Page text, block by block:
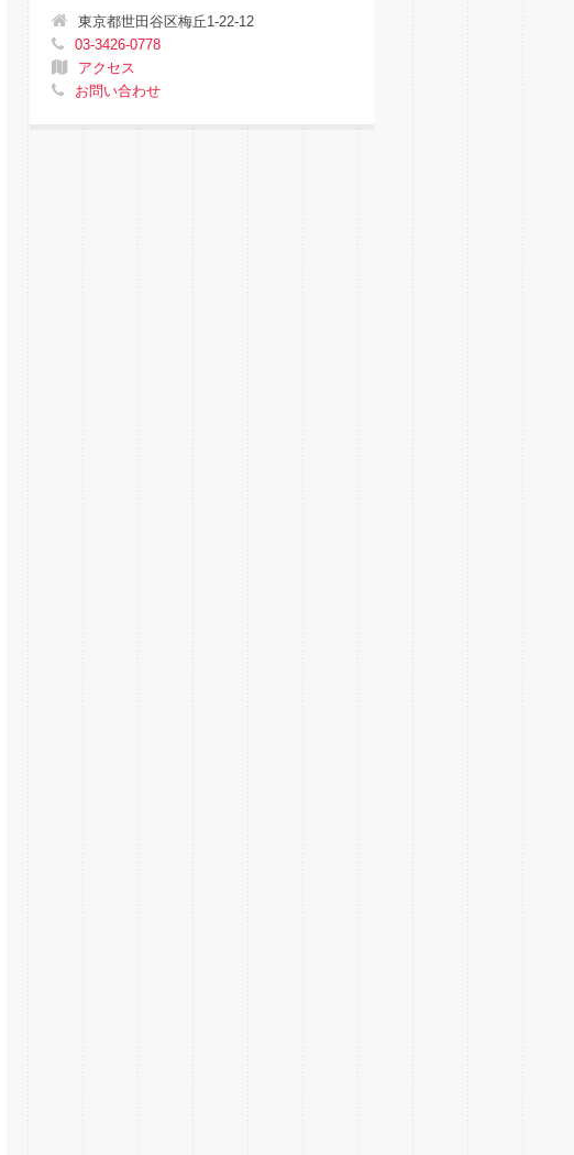
東京都世田谷区梅丘1-22-12
03-3426-0778
アクセス
お問い合わせ